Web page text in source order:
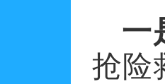
一
抢险